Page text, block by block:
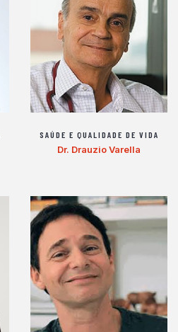
SAÚDE E QUALIDADE DE VIDA
Dr. Drauzio Varella